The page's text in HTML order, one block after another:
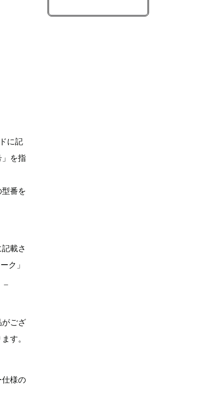
に記
」を指
番を
載さ
ク」
がござ
す。
仕様の